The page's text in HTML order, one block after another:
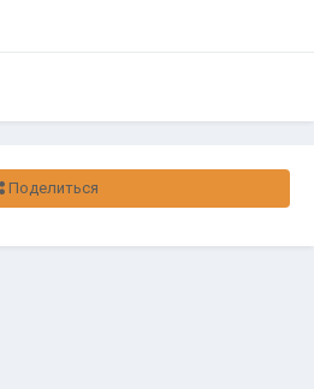
Поделиться